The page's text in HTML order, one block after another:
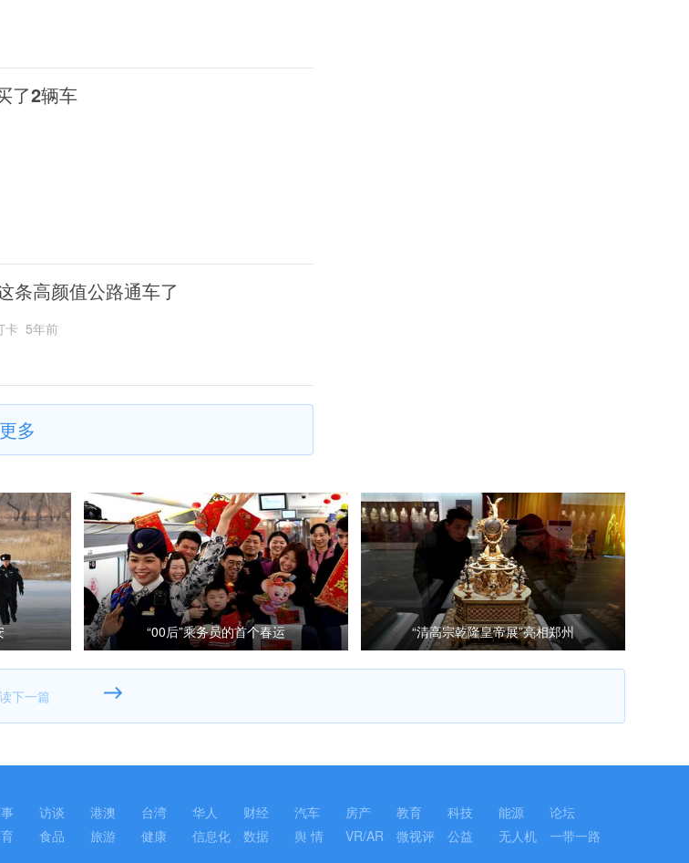
了2辆车
条高颜值公路通车了
卡 5年前
多
“00后”乘务员的首个春运 “清高宗乾隆皇帝展”亮相郑州
访谈 港澳 台湾 华人 财经 汽车 房产 教育 科技 能源
论坛
食品 旅游 健康 信息化 数据 舆 情 VR/AR 微视评 公益 无人机 一带一路